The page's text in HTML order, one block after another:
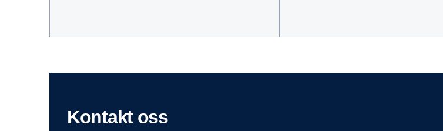
Kontakt oss